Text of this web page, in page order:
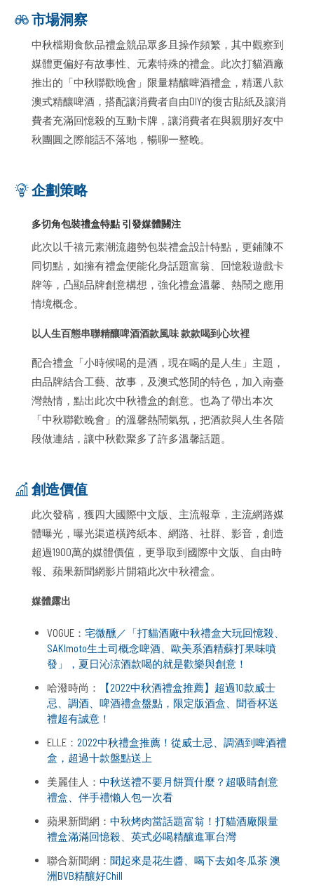
市場洞察
中秋檔期食飲品禮盒競品眾多且操作頻繁，其中觀察到
媒體更偏好有故事性、元素特殊的禮盒。此次打貓酒廠
推出的「中秋聯歡晚會」限量精釀啤酒禮盒，精選八款
澳式精釀啤酒，搭配讓消費者自由DIY的復古貼紙及讓消
費者充滿回憶殺的互動卡牌，讓消費者在與親朋好友中
秋團圓之際能話不落地，暢聊一整晚。
企劃策略
多切角包裝禮盒特點 引發媒體關注
此次以千禧元素潮流趨勢包裝禮盒設計特點，更鋪陳不
同切點，如擁有禮盒便能化身話題富翁、回憶殺遊戲卡
牌等，凸顯品牌創意構想，強化禮盒溫馨、熱鬧之應用
情境概念。
以人生百態串聯精釀啤酒酒款風味 款款喝到心坎裡
配合禮盒「小時候喝的是酒，現在喝的是人生」主題，
由品牌結合工藝、故事，及澳式悠閒的特色，加入南臺
灣熱情，點出此次中秋禮盒的創意。也為了帶出本次
「中秋聯歡晚會」的溫馨熱鬧氣氛，把酒款與人生各階
段做連結，讓中秋歡聚多了許多溫馨話題。
創造價值
此次發稿，獲四大國際中文版、主流報章，主流網路媒
體曝光，曝光渠道橫跨紙本、網路、社群、影音，創造
超過1900萬的媒體價值，更爭取到國際中文版、自由時
報、蘋果新聞網影片開箱此次中秋禮盒。
媒體露出
VOGUE：宅微醺／「打貓酒廠中秋禮盒大玩回憶殺、
SAKImoto生土司概念啤酒、歐美系酒精蘇打果味噴
發」，夏日沁涼酒款喝的就是歡樂與創意！
哈潑時尚：
【2022中秋酒禮盒推薦】超過10款威士
忌、調酒、啤酒禮盒盤點，限定版酒盒、聞香杯送
禮超有誠意！
ELLE： 2022中秋禮盒推薦！從威士忌、調酒到啤酒禮
盒，超過十款盤點送上
美麗佳人：中秋送禮不要月餅買什麼？超吸睛創意
禮盒、伴手禮懶人包一次看
蘋果新聞網：中秋烤肉當話題富翁！打貓酒廠限量
禮盒滿滿回憶殺、英式必喝精釀進軍台灣
聯合新聞網：聞起來是花生醬、喝下去如冬瓜茶 澳
洲BVB精釀好Chill